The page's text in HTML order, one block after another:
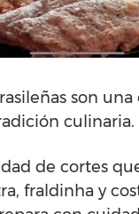
son
culinaria.
de cortes
fraldinha y